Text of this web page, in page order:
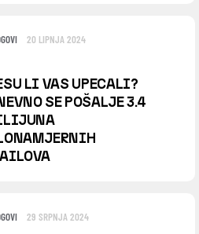
20 LIPNJA 2024
LI VAS UPECALI?
SE POŠALJE 3.4
29 SRPNJA 2024